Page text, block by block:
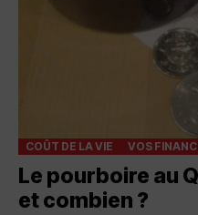
COÛT DE LA VIE VOS
Le pourboire au
et combien ?